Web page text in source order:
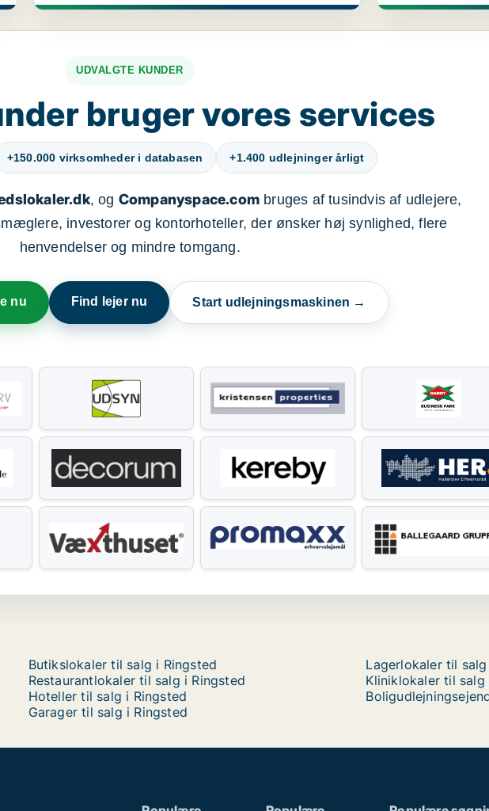
UDVALGTE KUNDER
bruger vores services
+150.000 virksomheder i databasen +1.400 udlejninger årligt
, og Companyspace.combruges af tusindvis af udlejere,
investorer og kontorhoteller, der ønsker høj synlighed, flere
henvendelser og mindre tomgang.
nu Find lejer nu Start udlejningsmaskinen →
Butikslokaler til salg i Ringsted
Lagerlokaler til
Restaurantlokaler til salg i Ringsted
Kliniklokaler til salg
Hoteller til salg i Ringsted
Garager til salg i Ringsted